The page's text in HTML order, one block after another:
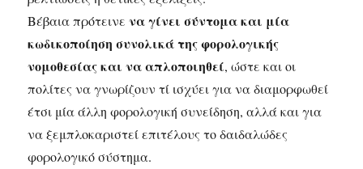
Βέβαια πρότεινενα γίνει σύντομα και μία
κωδικοποίηση συνολικά της φορολογικής
νομοθεσίας και να απλοποιηθεί, ώστε και οι
πολίτες να γνωρίζουν τί ισχύει για να διαμορφωθεί
έτσι μία άλλη φορολογική συνείδηση, αλλά και για
να ξεμπλοκαριστεί επιτέλους το δαιδαλώδες
φορολογικό σύστημα.